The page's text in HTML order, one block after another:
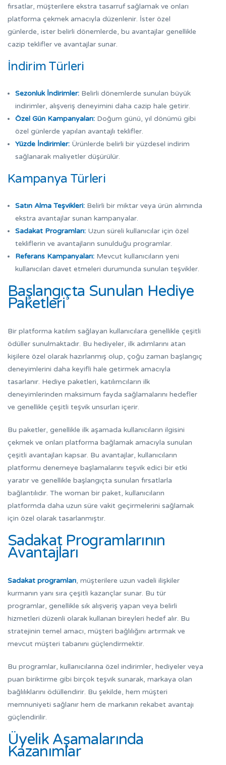
fırsatlar, müşterilere ekstra tasarruf sağlamak ve onları
platforma çekmek amacıyla düzenlenir. İster özel
günlerde, ister belirli dönemlerde, bu avantajlar genellikle
cazip teklifler ve avantajlar sunar.
İndirim Türleri
Sezonluk İndirimler: Belirli dönemlerde sunulan büyük
indirimler, alışveriş deneyimini daha cazip hale getirir.
Özel Gün Kampanyaları: Doğum günü, yıl dönümü gibi
özel günlerde yapılan avantajlı teklifler.
Yüzde İndirimler: Ürünlerde belirli bir yüzdesel indirim
sağlanarak maliyetler düşürülür.
Kampanya Türleri
Satın Alma Teşvikleri: Belirli bir miktar veya ürün alımında
ekstra avantajlar sunan kampanyalar.
Sadakat Programları: Uzun süreli kullanıcılar için özel
tekliflerin ve avantajların sunulduğu programlar.
Referans Kampanyaları: Mevcut kullanıcıların yeni
kullanıcıları davet etmeleri durumunda sunulan teşvikler.
Başlangıçta Sunulan Hediye
Paketleri
Bir platforma katılım sağlayan kullanıcılara genellikle çeşitli
ödüller sunulmaktadır. Bu hediyeler, ilk adımlarını atan
kişilere özel olarak hazırlanmış olup, çoğu zaman başlangıç
deneyimlerini daha keyifli hale getirmek amacıyla
tasarlanır. Hediye paketleri, katılımcıların ilk
deneyimlerinden maksimum fayda sağlamalarını hedefler
ve genellikle çeşitli teşvik unsurları içerir.
Bu paketler, genellikle ilk aşamada kullanıcıların ilgisini
çekmek ve onları platforma bağlamak amacıyla sunulan
çeşitli avantajları kapsar. Bu avantajlar, kullanıcıların
platformu denemeye başlamalarını teşvik edici bir etki
yaratır ve genellikle başlangıçta sunulan fırsatlarla
bağlantılıdır. The woman bir paket, kullanıcıların
platformda daha uzun süre vakit geçirmelerini sağlamak
için özel olarak tasarlanmıştır.
Sadakat Programlarının
Avantajları
Sadakat programları, müşterilere uzun vadeli ilişkiler
kurmanın yanı sıra çeşitli kazançlar sunar. Bu tür
programlar, genellikle sık alışveriş yapan veya belirli
hizmetleri düzenli olarak kullanan bireyleri hedef alır. Bu
stratejinin temel amacı, müşteri bağlılığını artırmak ve
mevcut müşteri tabanını güçlendirmektir.
Bu programlar, kullanıcılarına özel indirimler, hediyeler veya
puan biriktirme gibi birçok teşvik sunarak, markaya olan
bağlılıklarını ödüllendirir. Bu şekilde, hem müşteri
memnuniyeti sağlanır hem de markanın rekabet avantajı
güçlendirilir.
Üyelik Aşamalarında
Kazanımlar